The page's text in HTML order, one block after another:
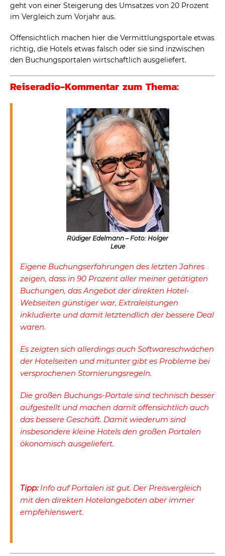
geht von einer Steigerung des Umsatzes von 20 Prozent
im Vergleich zum Vorjahr aus.
Offensichtlich machen hier die Vermittlungsportale etwas
richtig, die Hotels etwas falsch oder sie sind inzwischen
den Buchungsportalen wirtschaftlich ausgeliefert.
Reiseradio-Kommentar zum Thema:
Rüdiger Edelmann – Foto: Holger
Leue
Eigene Buchungserfahrungen des letzten Jahres
zeigen, dass in 90 Prozent aller meiner getätigten
Buchungen, das Angebot der direkten Hotel-
Webseiten günstiger war, Extraleistungen
inkludierte und damit letztendlich der bessere Deal
waren.
Es zeigten sich allerdings auch Softwareschwächen
der Hotelseiten und mitunter gibt es Probleme bei
versprochenen Stornierungsregeln.
Die großen Buchungs-Portale sind technisch besser
aufgestellt und machen damit offensichtlich auch
das bessere Geschäft. Damit wiederum sind
insbesondere kleine Hotels den großen Portalen
ökonomisch ausgeliefert.
Tipp:Info auf Portalen ist gut. Der Preisvergleich
mit den direkten Hotelangeboten aber immer
empfehlenswert.